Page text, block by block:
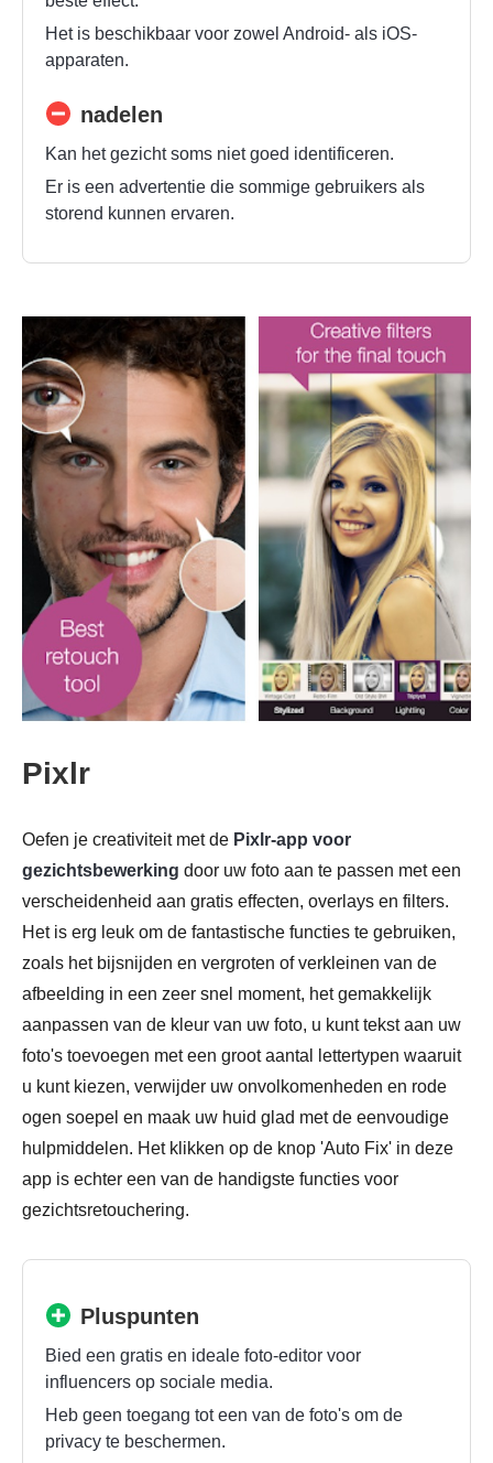
Het is beschikbaar voor zowel Android- als iOS-
apparaten.
nadelen
Kan het gezicht soms niet goed identificeren.
Er is een advertentie die sommige gebruikers als
storend kunnen ervaren.
Pixlr
Oefen je creativiteit met de Pixlr-app voor
gezichtsbewerking door uw foto aan te passen met een
verscheidenheid aan gratis effecten, overlays en filters.
Het is erg leuk om de fantastische functies te gebruiken,
zoals het bijsnijden en vergroten of verkleinen van de
afbeelding in een zeer snel moment, het gemakkelijk
aanpassen van de kleur van uw foto, u kunt tekst aan uw
foto's toevoegen met een groot aantal lettertypen waaruit
u kunt kiezen, verwijder uw onvolkomenheden en rode
ogen soepel en maak uw huid glad met de eenvoudige
hulpmiddelen. Het klikken op de knop 'Auto Fix' in deze
app is echter een van de handigste functies voor
gezichtsretouchering.
Pluspunten
Bied een gratis en ideale foto-editor voor
influencers op sociale media.
Heb geen toegang tot een van de foto's om de
privacy te beschermen.